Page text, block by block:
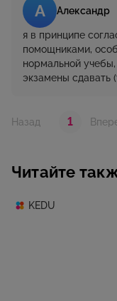
А Александр
я в принципе
помощниками,
нормальной
экзамены сдавать
Назад 1
Читайте
KEDU